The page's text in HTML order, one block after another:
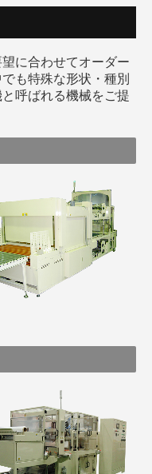
に合わせてオーダー
も特殊な形状・種別
呼ばれる機械をご提